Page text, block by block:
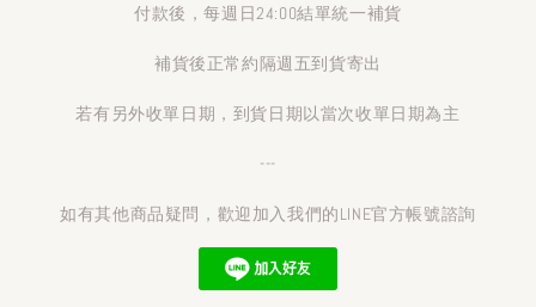
付款後，每週日24:00結單統一補貨
補貨後正常約隔週五到貨寄出
若有另外收單日期，到貨日期以當次收單日期為主
---
如有其他商品疑問，歡迎加入我們的LINE官方帳號諮詢